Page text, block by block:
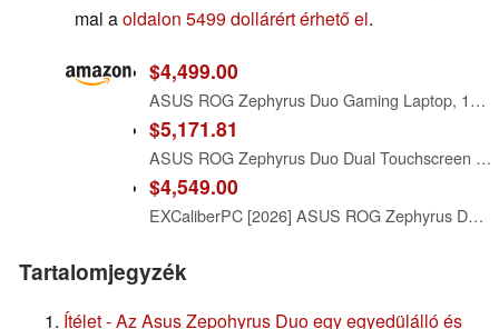
mal aoldalon 5499 dollárért érhető el.
$4,499.00
ASUS ROG Zephyrus Duo Gaming Laptop, 16” OLED ROG Nebula HDR 16:10 3K 120Hz/0.2ms, the Intel Core Ultra 9 386H Processor, NVIDIA GeForce RTX 5070Ti Laptop GPU, 32GB LPDDR5X, 1TB PCIe 4.0 NVMe M.2 SSD
$5,171.81
ASUS ROG Zephyrus Duo Dual Touchscreen Detachable 16" 3K OLED ROG Nebula HDR 120Hz Copilot+ PC Gaming Notebook Intel Core Ultra 9 386H 32GB RAM 1TB SSD NVIDIA GeForce RTX 5090 Stellar Grey
$4,549.00
EXCaliberPC [2026] ASUS ROG Zephyrus Duo GX651AR-DB96 (Intel Ultra 9 386H, 32GB RAM, 1TB NVMe SSD, NVIDIA GeForce RTX 5070Ti, 16" 120Hz OLED Touch, Windows 11) Gaming Laptop
Tartalomjegyzék
Ítélet - Az Asus Zepohyrus Duo egy egyedülálló és